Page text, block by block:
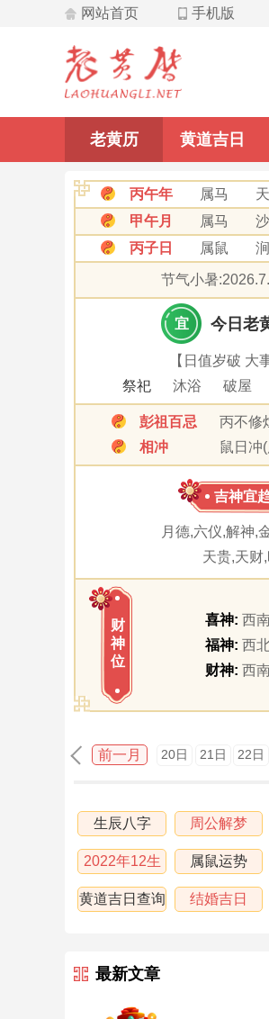
网站首页 手机版
飞星
九宫飞星
老黄历 黄道吉日
丙午年 属马
甲午月
属马
丙子日
属鼠
节气小暑
宜 今日老
【日值岁破 大
祭祀
沐浴 破屋
彭祖百忌
丙不修
相冲
鼠日冲
吉神宜
月德,六仪,解神,
天贵,天财,
财
神
位
喜神: 西
福神: 西
财神: 西
前一月 20日 21日 22日
生辰八字 周公解梦
2022年12生
肖运程
属鼠运势
黄道吉日查询 结婚吉日
最新文章